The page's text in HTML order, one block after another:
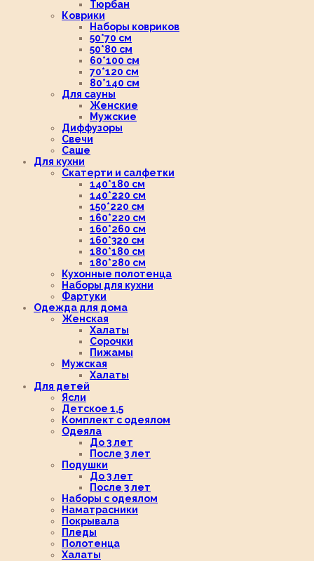
Тюрбан
Коврики
Наборы ковриков
50*70 см
50*80 см
60*100 см
70*120 см
80*140 см
Для сауны
Женские
Мужские
Диффузоры
Свечи
Саше
Для кухни
Скатерти и салфетки
140*180 см
140*220 см
150*220 см
160*220 см
160*260 см
160*320 см
180*180 см
180*280 см
Кухонные полотенца
Наборы для кухни
Фартуки
Одежда для дома
Женская
Халаты
Сорочки
Пижамы
Мужская
Халаты
Для детей
Ясли
Детское 1,5
Комплект с одеялом
Одеяла
До 3 лет
После 3 лет
Подушки
До 3 лет
После 3 лет
Наборы с одеялом
Наматрасники
Покрывала
Пледы
Полотенца
Халаты